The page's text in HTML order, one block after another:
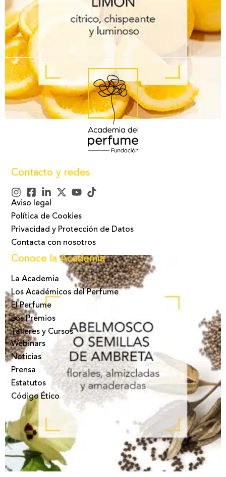
Contacto y redes
Aviso legal
Política de Cookies
Privacidad y Protección de Datos
Contacta con nosotros
Conoce la Academia
La Academia
Los Académicos del Perfume
El Perfume
Los Premios
Talleres y Cursos
Webinars
Noticias
Prensa
Estatutos
Código Ético